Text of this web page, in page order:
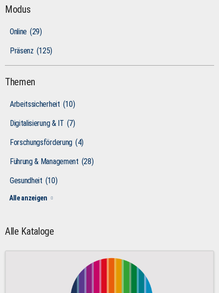
Modus
Online (29)
Präsenz (125)
Themen
Arbeitssicherheit (10)
Digitalisierung & IT (7)
Forschungsförderung (4)
Führung & Management (28)
Gesundheit (10)
Alle anzeigen
Alle Kataloge